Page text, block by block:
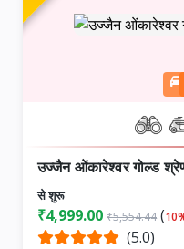
उज्जैन ओंकारेश्वर गोल्ड
से शुरू
₹4,999.00 ₹5,554.44 (
(5.0)